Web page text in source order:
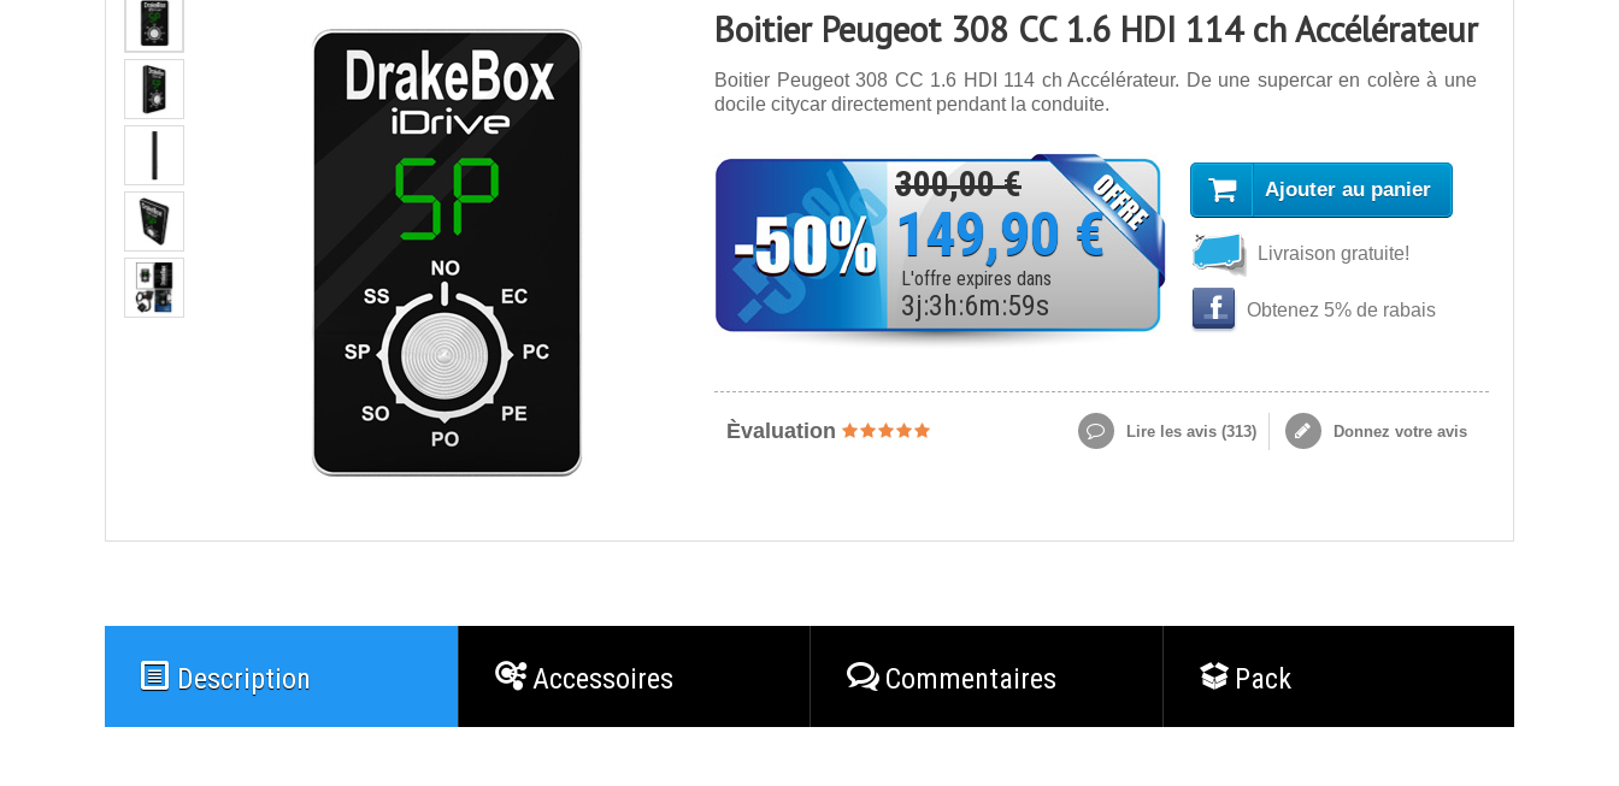
Boitier Peugeot 308 CC 1.6 HDI 114 ch Accélérateur
Boitier Peugeot 308 CC 1.6 HDI 114 ch Accélérateur. De une supercar en colère à une
docile citycar directement pendant la conduite.
300,00 €
149,90 €
L'offre expires dans
3j:3 h:6m:57s
Ajouter au panier
Livraison gratuite!
Obtenez 5% de rabais
Èvaluation Lire les avis (313) Donnez votre avis
Description Accessoires Commentaires Pack